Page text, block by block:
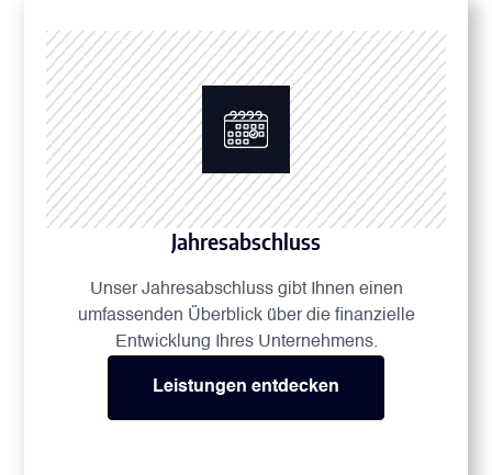
Jahresabschluss
Unser Jahresabschluss gibt Ihnen einen
umfassenden Überblick über die finanzielle
Entwicklung Ihres Unternehmens.
Leistungen entdecken